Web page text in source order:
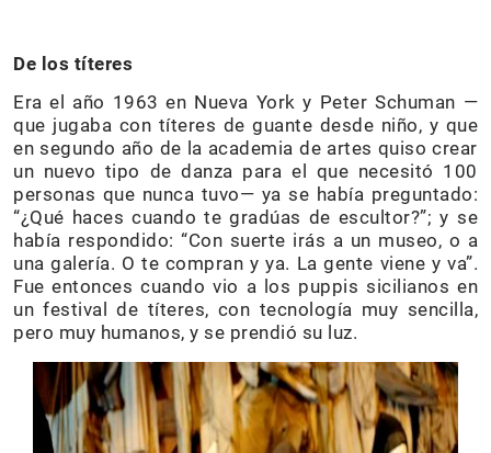
De los títeres
Era el año 1963 en Nueva York y Peter Schuman —
que jugaba con títeres de guante desde niño, y que
en segundo año de la academia de artes quiso crear
un nuevo tipo de danza para el que necesitó 100
personas que nunca tuvo— ya se había preguntado:
“¿Qué haces cuando te gradúas de escultor?”; y se
había respondido: “Con suerte irás a un museo, o a
una galería. O te compran y ya. La gente viene y va”.
Fue entonces cuando vio a los puppis sicilianos en
un festival de títeres, con tecnología muy sencilla,
pero muy humanos, y se prendió su luz.